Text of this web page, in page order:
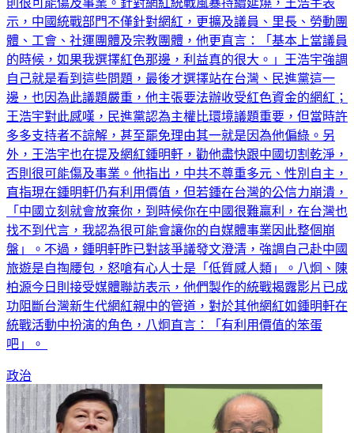
示，中國統戰部門不僅針對網紅，更擴及議員、里長、勞動團
體、工會、社運團體及宗教團體，他更直言：「基本上當議員
的時候，如果我選擇紅色那邊，利益真的很大。」王浩宇強調
自己就是看到這些問題，最後才選擇站在台灣、民進黨這一
邊，也因為此議題嚴重，他主張要法辦收受紅色資金的網紅；
王浩宇對此感嘆，民進黨認為主權比環境議題重要，但當時許
多多支持者不諒解，甚至罷免理由其一就是因為他偏綠。另
外，王浩宇也在提及網紅鍾明軒，勸他盡快跟中國切割乾淨，
否則很可能傷及事業。他指出，中共不尊重多元、性別自主，
直指現在鍾明軒仍有利用價值，但若鍾在台灣的公信力崩潰，
「中國立刻就會放棄你，到時候你在中國很難贏利，在台灣也
找不到代言，我認為很可能會讓你的自媒體事業因此整個崩
盤」。不過，鍾明軒昨已對該爭議發文澄清，強調自己赴中國
旅遊是自掏腰包，怒嗆有心人士是「低質感人類」。八炯、陳
柏源今日則接受媒體聯訪表示，他們製作的統戰揭露影片已成
功阻斷台灣新生代網紅親中的管道，對於其他網紅如鍾明軒在
統戰活動中扮演的角色，八炯直言：「有利用價值的笨蛋
吧」。
政治